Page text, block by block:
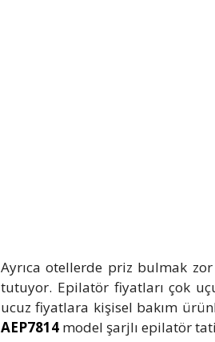
Ayrıca otellerde priz bulmak
tutuyor. Epilatör fiyatları çok
ucuz fiyatlara kişisel bakım
AEP7814 model şarjlı epilatör